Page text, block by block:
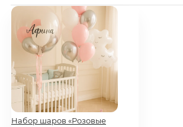
Набор шаров «Розовые